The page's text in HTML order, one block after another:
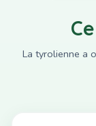
La tyrolienne a